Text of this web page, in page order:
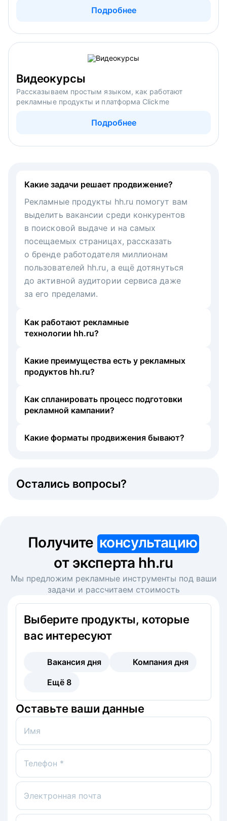
Подробнее
Видеокурсы
Рассказываем простым языком, как работают
рекламные продукты и платформа Clickme
Подробнее
Какие задачи решает продвижение?
Рекламные продукты hh.ru помогут вам
выделить вакансии среди конкурентов
в поисковой выдаче и на самых
посещаемых страницах, рассказать
о бренде работодателя миллионам
пользователей hh.ru, а ещё дотянуться
до активной аудитории сервиса даже
за его пределами.
Как работают рекламные
технологии hh.ru?
Какие преимущества есть у рекламных
продуктов hh.ru?
Как спланировать процесс подготовки
рекламной кампании?
Какие форматы продвижения бывают?
Остались вопросы?
Получите консультацию
от эксперта hh.ru
Мы предложим рекламные инструменты под ваши
задачи и рассчитаем стоимость
Выберите продукты, которые
вас интересуют
Вакансия дня
Компания дня
Ещё 8
Оставьте ваши данные
Имя
Телефон *
Электронная почта